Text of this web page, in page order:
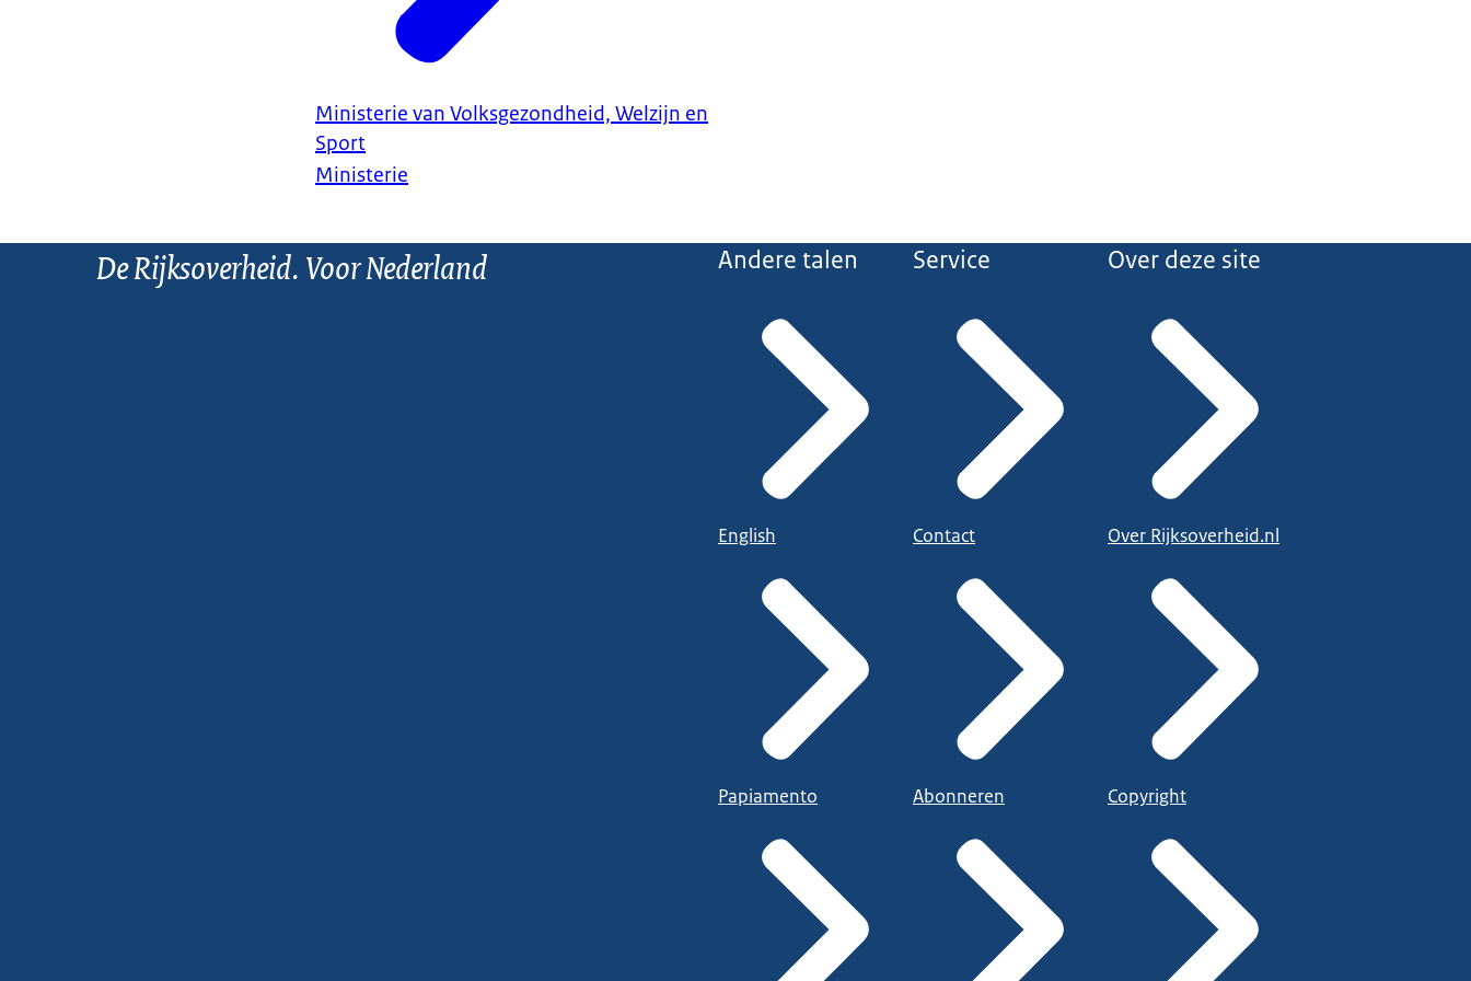
Ministerie van Volksgezondheid, Welzijn en
Sport
Ministerie
De Rijksoverheid. Voor Nederland Andere talen
English
Papiamento
Service
Contact
Abonneren
Over deze site
Over Rijksoverheid.nl
Copyright